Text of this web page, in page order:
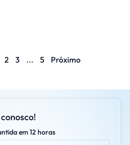
2 3 ... 5 Próximo
em 12 horas